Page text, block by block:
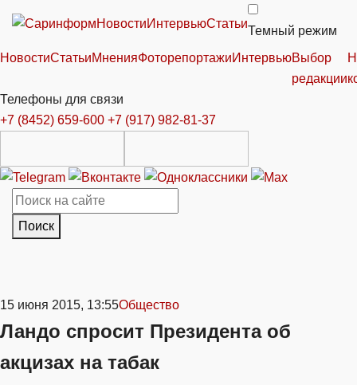
НовостиИнтервьюСтатьи
Темный режим
НовостиСтатьиМненияФоторепортажиИнтервьюВыбор
редакции
Телефоны для связи
+7 (8452) 659-600 +7 (917) 982-81-37
Поиск
15 июня 2015, 13:55Общество
Ландо спросит Президента об
акцизах на табак